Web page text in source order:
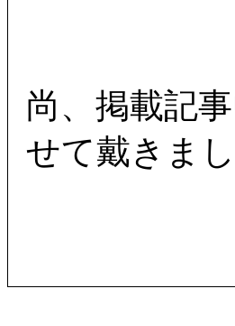
尚、掲載記
せて戴きまし